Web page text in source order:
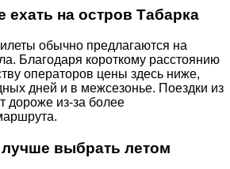
ехать на остров Табарка
обычно предлагаются на
Благодаря короткому расстоянию
операторов цены здесь ниже,
дней и в межсезонье. Поездки из
дороже из-за более
выбрать летом